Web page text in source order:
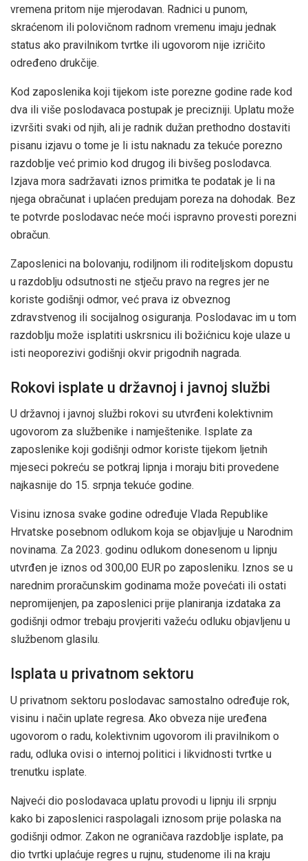
vremena pritom nije mjerodavan. Radnici u punom,
skraćenom ili polovičnom radnom vremenu imaju jednak
status ako pravilnikom tvrtke ili ugovorom nije izričito
određeno drukčije.
Kod zaposlenika koji tijekom iste porezne godine rade kod
dva ili više poslodavaca postupak je precizniji. Uplatu može
izvršiti svaki od njih, ali je radnik dužan prethodno dostaviti
pisanu izjavu o tome je li istu naknadu za tekuće porezno
razdoblje već primio kod drugog ili bivšeg poslodavca.
Izjava mora sadržavati iznos primitka te podatak je li na
njega obračunat i uplaćen predujam poreza na dohodak. Bez
te potvrde poslodavac neće moći ispravno provesti porezni
obračun.
Zaposlenici na bolovanju, rodiljnom ili roditeljskom dopustu
u razdoblju odsutnosti ne stječu pravo na regres jer ne
koriste godišnji odmor, već prava iz obveznog
zdravstvenog ili socijalnog osiguranja. Poslodavac im u tom
razdoblju može isplatiti uskrsnicu ili božićnicu koje ulaze u
isti neoporezivi godišnji okvir prigodnih nagrada.
Rokovi isplate u državnoj i javnoj službi
U državnoj i javnoj službi rokovi su utvrđeni kolektivnim
ugovorom za službenike i namještenike. Isplate za
zaposlenike koji godišnji odmor koriste tijekom ljetnih
mjeseci pokreću se potkraj lipnja i moraju biti provedene
najkasnije do 15. srpnja tekuće godine.
Visinu iznosa svake godine određuje Vlada Republike
Hrvatske posebnom odlukom koja se objavljuje u Narodnim
novinama. Za 2023. godinu odlukom donesenom u lipnju
utvrđen je iznos od 300,00 EUR po zaposleniku. Iznos se u
narednim proračunskim godinama može povećati ili ostati
nepromijenjen, pa zaposlenici prije planiranja izdataka za
godišnji odmor trebaju provjeriti važeću odluku objavljenu u
službenom glasilu.
Isplata u privatnom sektoru
U privatnom sektoru poslodavac samostalno određuje rok,
visinu i način uplate regresa. Ako obveza nije uređena
ugovorom o radu, kolektivnim ugovorom ili pravilnikom o
radu, odluka ovisi o internoj politici i likvidnosti tvrtke u
trenutku isplate.
Najveći dio poslodavaca uplatu provodi u lipnju ili srpnju
kako bi zaposlenici raspolagali iznosom prije polaska na
godišnji odmor. Zakon ne ograničava razdoblje isplate, pa
dio tvrtki uplaćuje regres u rujnu, studenome ili na kraju